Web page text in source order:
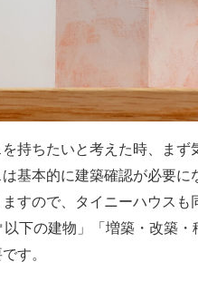
持ちたいと考えた時、まず
基本的に建築確認が必要
すので、タイニーハウスも
下の建物」「増築・改築
す。